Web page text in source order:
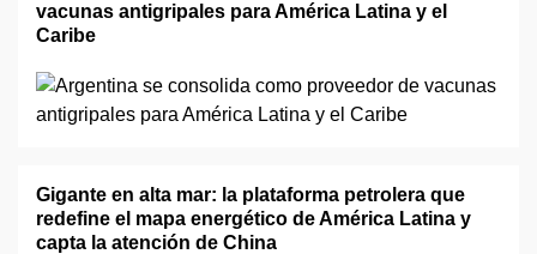
vacunas antigripales para América Latina y el
Caribe
Gigante en alta mar: la plataforma petrolera que
redefine el mapa energético de América Latina y
capta la atención de China